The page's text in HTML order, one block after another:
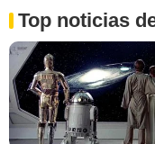
Top noticias